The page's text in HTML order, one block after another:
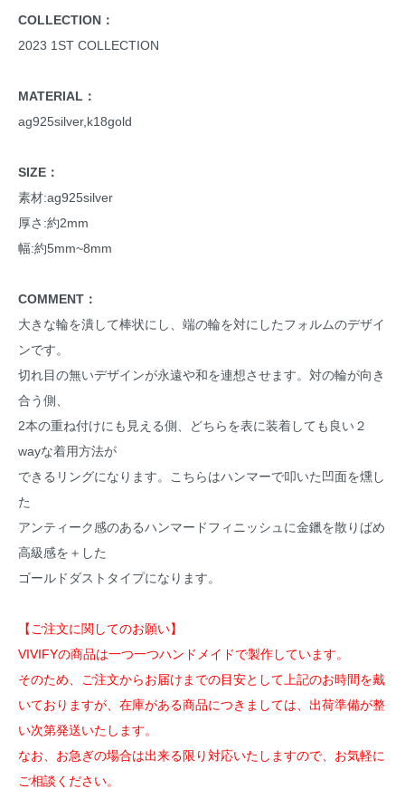
COLLECTION：
2023 1ST COLLECTION
MATERIAL：
ag925silver,k18gold
SIZE：
素材:ag925silver
厚さ:約2mm
幅:約5mm~8mm
COMMENT：
大きな輪を潰して棒状にし、端の輪を対にしたフォルムのデザイ
ンです。
切れ目の無いデザインが永遠や和を連想させます。対の輪が向き
合う側、
2本の重ね付けにも見える側、どちらを表に装着しても良い２
wayな着用方法が
できるリングになります。こちらはハンマーで叩いた凹面を燻し
た
アンティーク感のあるハンマードフィニッシュに金鑞を散りばめ
高級感を＋した
ゴールドダストタイプになります。
【ご注文に関してのお願い】
VIVIFYの商品は一つ一つハンドメイドで製作しています。
そのため、ご注文からお届けまでの目安として上記のお時間を戴
いておりますが、在庫がある商品につきましては、出荷準備が整
い次第発送いたします。
なお、お急ぎの場合は出来る限り対応いたしますので、お気軽に
ご相談ください。